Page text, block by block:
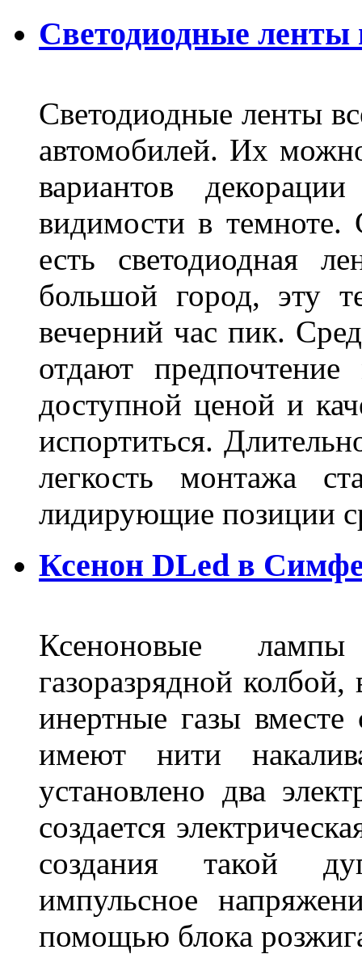
Светодиодные
Светодиодные ленты
автомобилей. Их
вариантов
видимости в темноте.
есть светодиодная
большой город, эту
вечерний час пик.
отдают
доступной ценой и
испортиться.
легкость монтажа
лидирующие
Ксенон DLed в
Ксеноновые
газоразрядной
инертные газы
имеют нити
установлено два
создается
создания такой
импульсное
помощью блока